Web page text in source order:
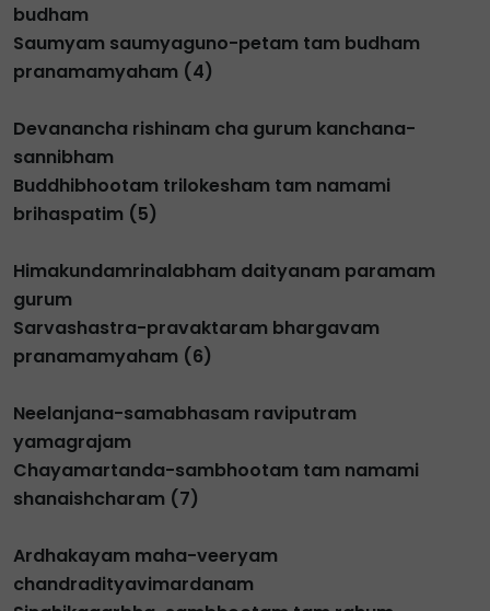
budham
Saumyam saumyaguno-petam tam budham
pranamamyaham (4)
Devanancha rishinam cha gurum kanchana-
sannibham
Buddhibhootam trilokesham tam namami
brihaspatim (5)
Himakundamrinalabham daityanam paramam
gurum
Sarvashastra-pravaktaram bhargavam
pranamamyaham (6)
Neelanjana-samabhasam raviputram
yamagrajam
Chayamartanda-sambhootam tam namami
shanaishcharam (7)
Ardhakayam maha-veeryam
chandradityavimardanam